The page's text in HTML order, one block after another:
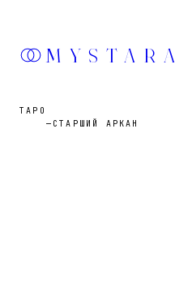
MYSTARA
ТАРО
— СТАРШИЙ АРКАН